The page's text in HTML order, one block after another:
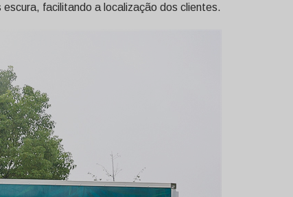
facilitando a localização dos clientes.